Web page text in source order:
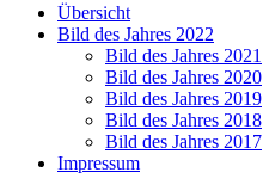
Übersicht
Bild des Jahres 2022
Bild des Jahres 2021
Bild des Jahres 2020
Bild des Jahres 2019
Bild des Jahres 2018
Bild des Jahres 2017
Impressum